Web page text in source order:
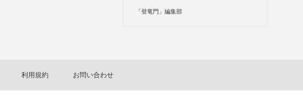
「登竜門」編集部
利用規約 お問い合わせ